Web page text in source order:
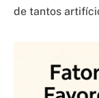
de tantos